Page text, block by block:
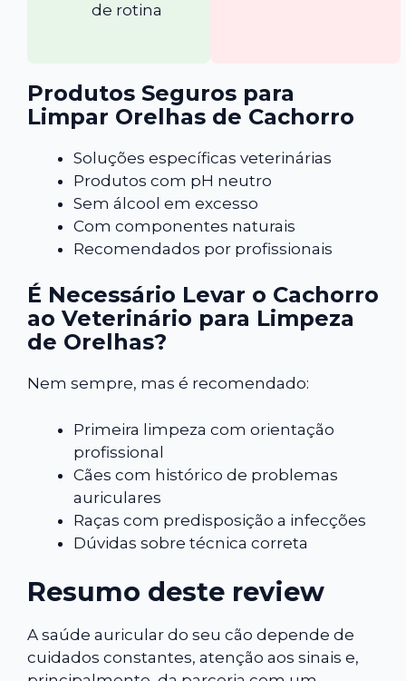
de rotina
Produtos Seguros para
Limpar Orelhas de Cachorro
Soluções específicas veterinárias
Produtos com pH neutro
Sem álcool em excesso
Com componentes naturais
Recomendados por profissionais
É Necessário Levar o Cachorro
ao Veterinário para Limpeza
de Orelhas?
Nem sempre, mas é recomendado:
Primeira limpeza com orientação
profissional
Cães com histórico de problemas
auriculares
Raças com predisposição a infecções
Dúvidas sobre técnica correta
Resumo deste review
A saúde auricular do seu cão depende de
cuidados constantes, atenção aos sinais e,